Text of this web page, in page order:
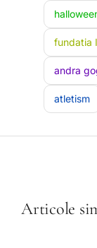
fundatia
andra
atletism
Articole